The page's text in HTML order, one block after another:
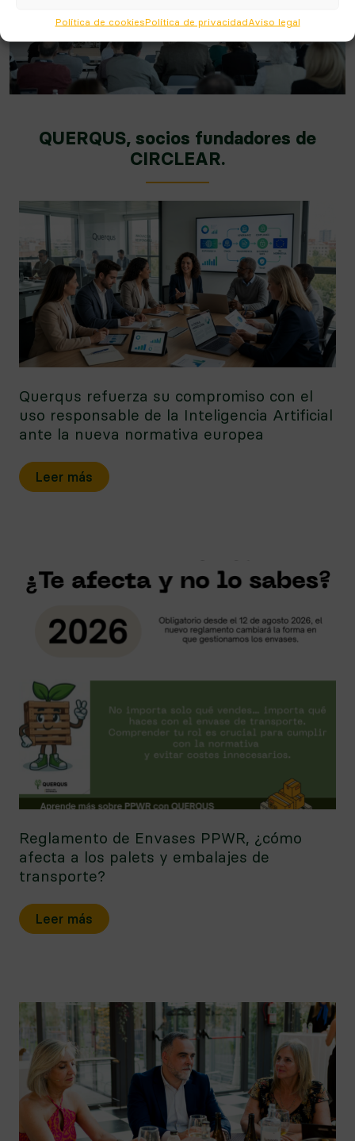
Política de cookiesPolítica de privacidadAviso legal
QUERQUS, socios fundadores de
CIRCLEAR.
Querqus refuerza su compromiso con el
uso responsable de la Inteligencia Artificial
ante la nueva normativa europea
Leer más
Reglamento de Envases PPWR, ¿cómo
afecta a los palets y embalajes de
transporte?
Leer más